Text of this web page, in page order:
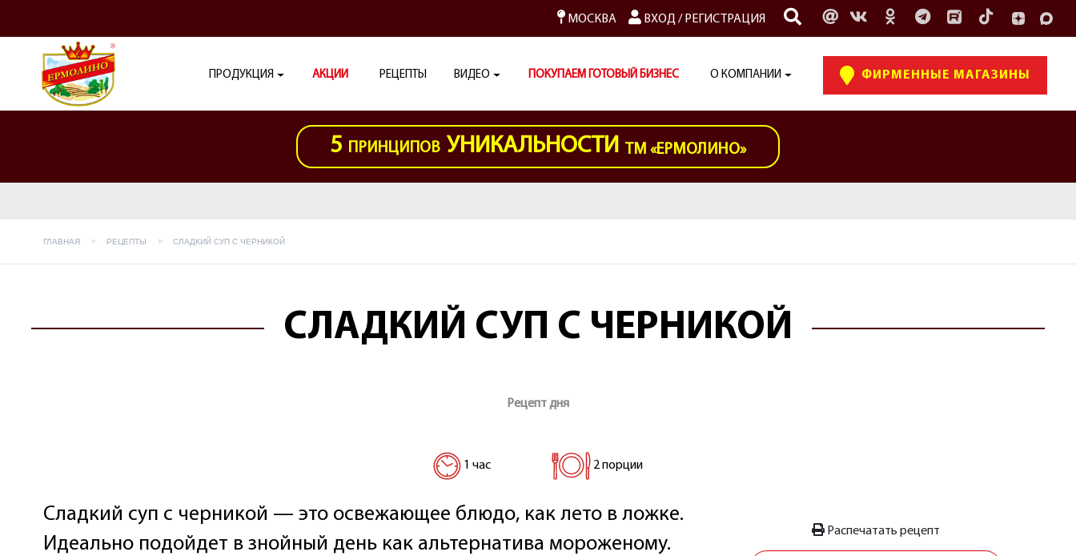
МОСКВА ВХОД/ РЕГИСТРАЦИЯ
ПРОДУКЦИЯ АКЦИИ РЕЦЕПТЫ ВИДЕО ПОКУПАЕМ ГОТОВЫЙ БИЗНЕС О КОМПАНИИ ФИРМЕННЫЕ МАГАЗИНЫ
5 ПРИНЦИПОВ УНИКАЛЬНОСТИ ТМ «ЕРМОЛИНО»
ГЛАВНАЯ РЕЦЕПТЫ СЛАДКИЙ СУП С ЧЕРНИКОЙ
СЛАДКИЙ СУП С ЧЕРНИКОЙ
Рецепт дня
1 час 2 порции
Сладкий суп с черникой — это освежающее блюдо, как лето в ложке.
Идеально подойдет в знойный день как альтернатива мороженому.
Распечатать рецепт